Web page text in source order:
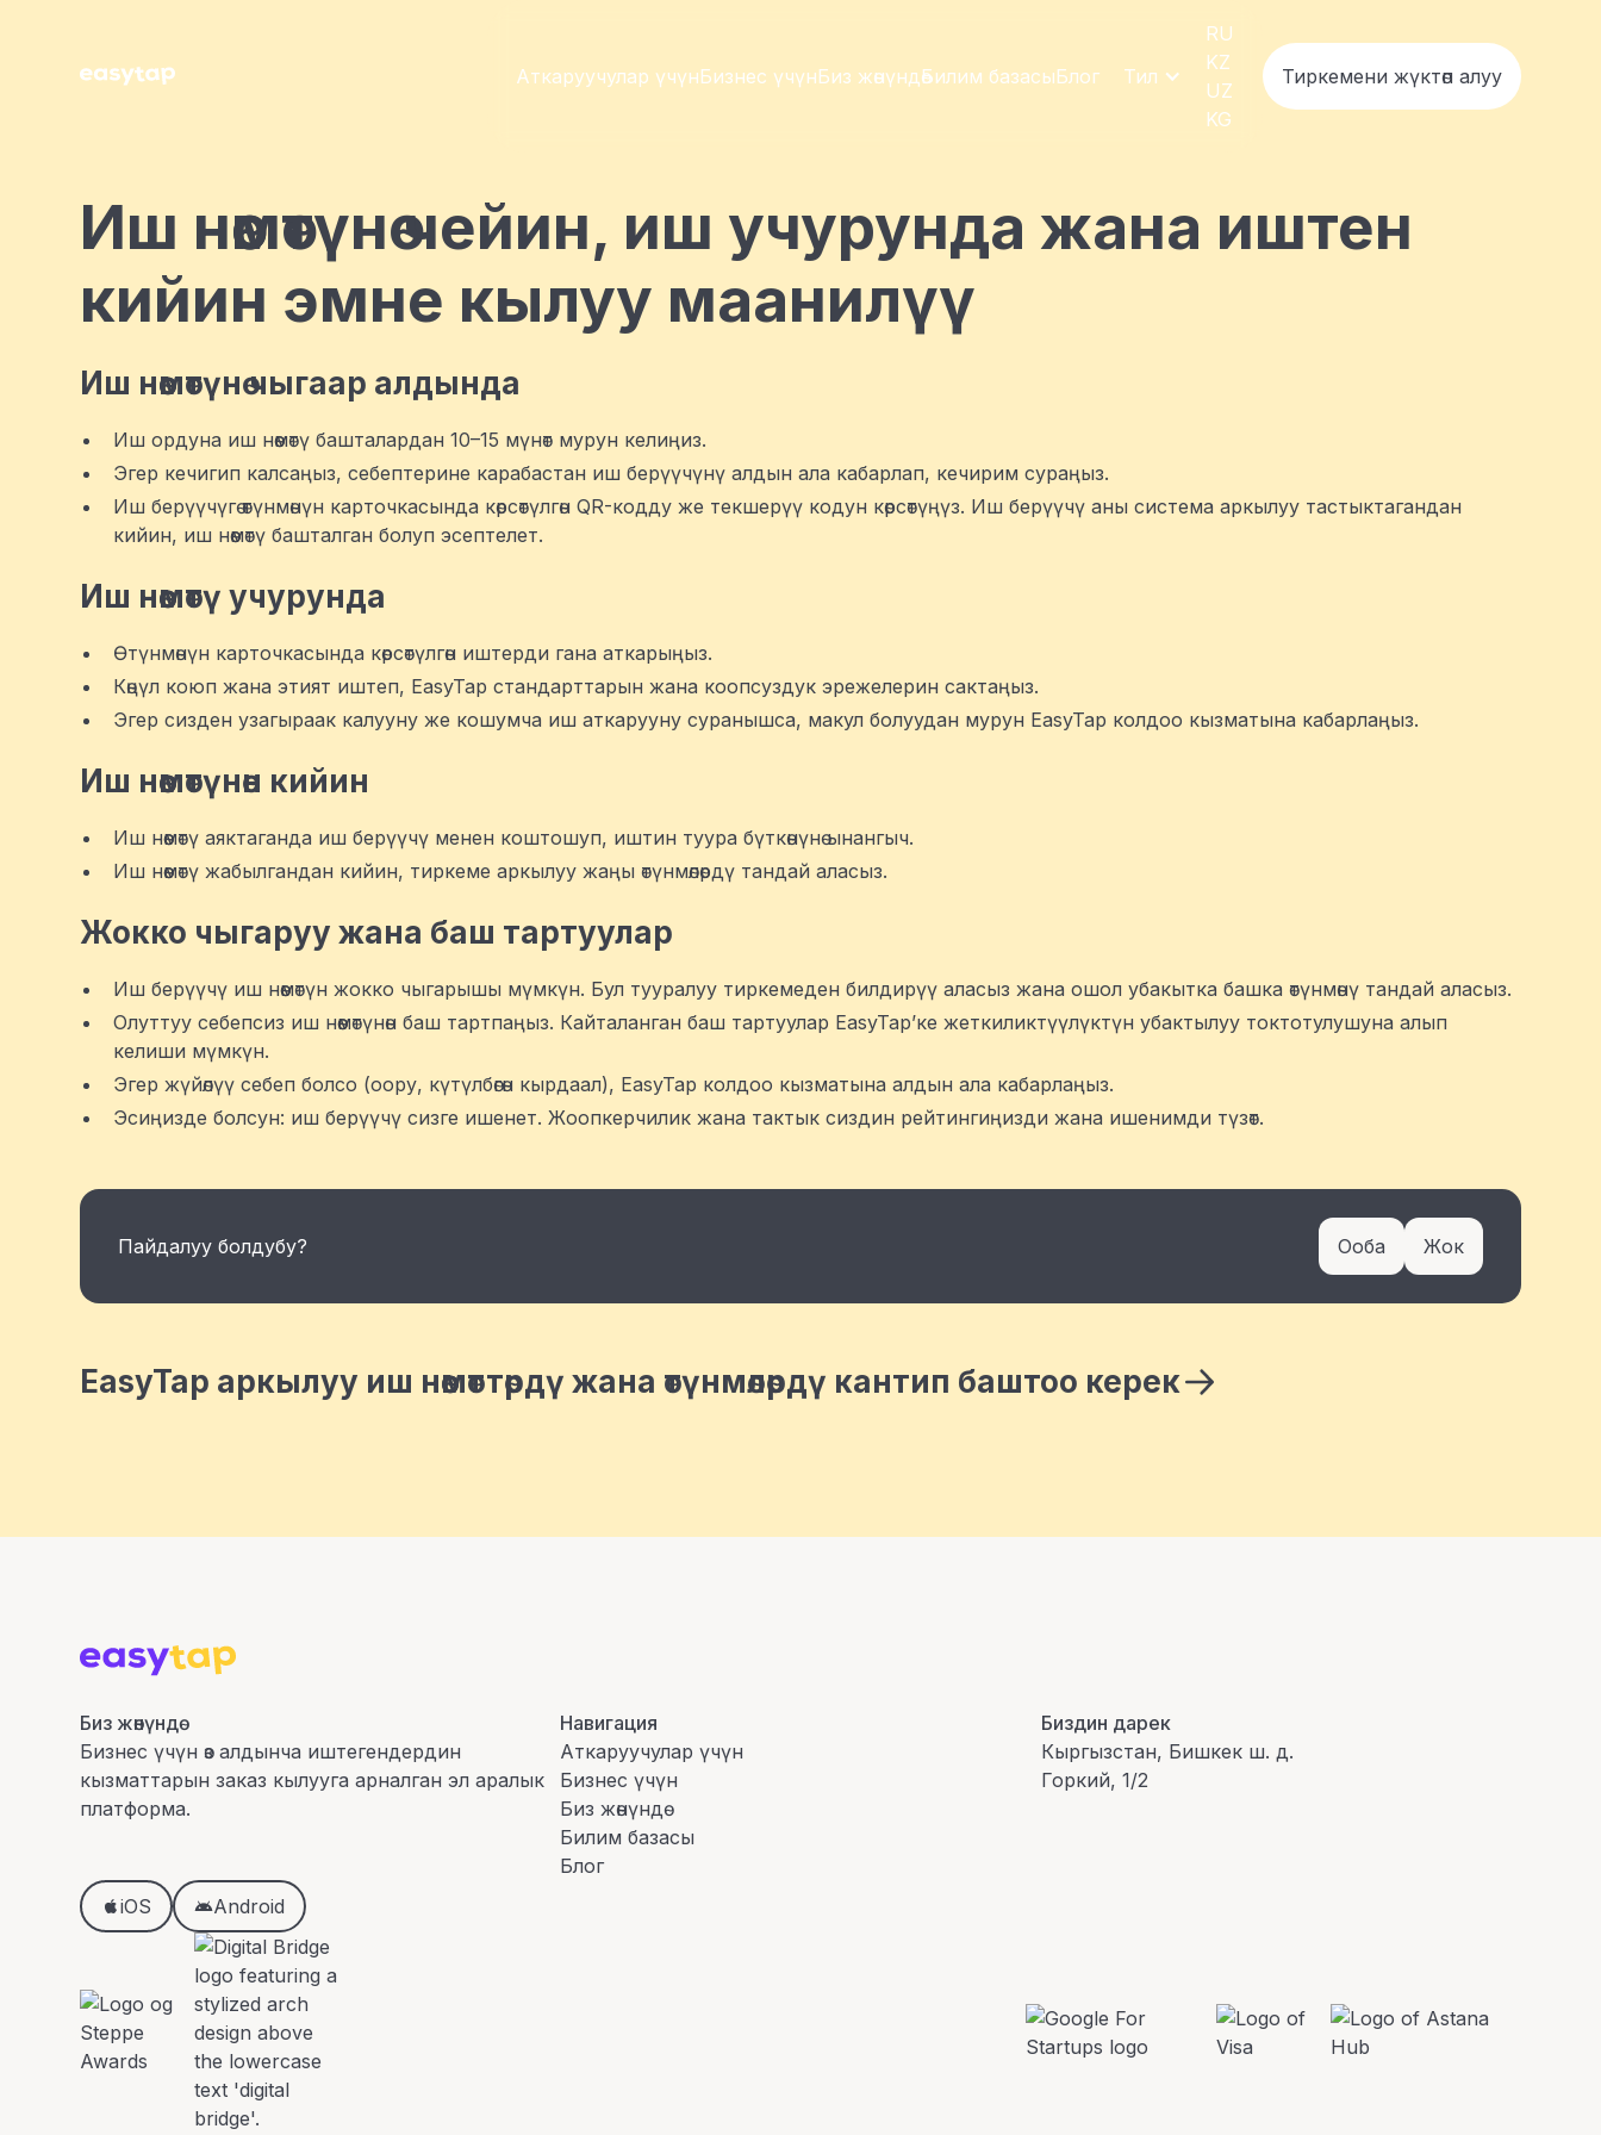
Аткаруучулар үчүнБизнес үчүнБиз жөнүндөБилим базасыБлог Тил
RU
KZ
UZ
KG
Тиркемени жүктөп алуу
Иш нөөмөтүнө чейин, иш учурунда жана иштен
кийин эмне кылуу маанилүү
Иш нөөмөтүнө чыгаар алдында
Иш ордуна иш нөөмөтү башталардан 10–15 мүнөт мурун келиңиз.
Эгер кечигип калсаңыз, себептерине карабастан иш берүүчүнү алдын ала кабарлап, кечирим сураңыз.
Иш берүүчүгө өтүнмөнүн карточкасында көрсөтүлгөн QR-кодду же текшерүү кодун көрсөтүңүз. Иш берүүчү аны система аркылуу тастыктагандан
кийин, иш нөөмөтү башталган болуп эсептелет.
Иш нөөмөтү учурунда
Өтүнмөнүн карточкасында көрсөтүлгөн иштерди гана аткарыңыз.
Көңүл коюп жана этият иштеп, EasyTap стандарттарын жана коопсуздук эрежелерин сактаңыз.
Эгер сизден узагыраак калууну же кошумча иш аткарууну суранышса, макул болуудан мурун EasyTap колдоо кызматына кабарлаңыз.
Иш нөөмөтүнөн кийин
Иш нөөмөтү аяктаганда иш берүүчү менен коштошуп, иштин туура бүткөнүнө ынангыч.
Иш нөөмөтү жабылгандан кийин, тиркеме аркылуу жаңы өтүнмөлөрдү тандай аласыз.
Жокко чыгаруу жана баш тартуулар
Иш берүүчү иш нөөмөтүн жокко чыгарышы мүмкүн. Бул тууралуу тиркемеден билдирүү аласыз жана ошол убакытка башка өтүнмөнү тандай аласыз.
Олуттуу себепсиз иш нөөмөтүнөн баш тартпаңыз. Кайталанган баш тартуулар EasyTap’ке жеткиликтүүлүктүн убактылуу токтотулушуна алып
келиши мүмкүн.
Эгер жүйөлүү себеп болсо (оору, күтүлбөгөн кырдаал), EasyTap колдоо кызматына алдын ала кабарлаңыз.
Эсиңизде болсун: иш берүүчү сизге ишенет. Жоопкерчилик жана тактык сиздин рейтингиңизди жана ишенимди түзөт.
Пайдалуу болдубу? Ооба Жок
EasyTap аркылуу иш нөөмөттөрдү жана өтүнмөлөрдү кантип баштоо керек
Биз жөнүндө
Бизнес үчүн өз алдынча иштегендердин
кызматтарын заказ кылууга арналган эл аралык
платформа.
Навигация
Аткаруучулар үчүн
Бизнес үчүн
Биз жөнүндө
Билим базасы
Блог
Биздин дарек
Кыргызстан, Бишкек ш. д.
Горкий, 1/2
iOS Android